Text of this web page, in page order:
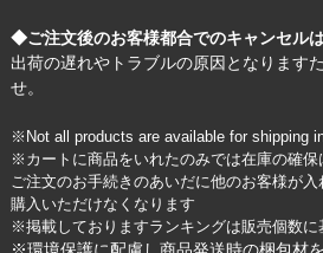
◆ご注文後のお客様都合でのキャンセル
出荷の遅れやトラブルの原因となります
せ。
※Not all products are available for shipping
※カートに商品をいれたのみでは在庫の確保
ご注文のお手続きのあいだに他のお客様が
購入いただけなくなります
※掲載しておりますランキングは販売個数に